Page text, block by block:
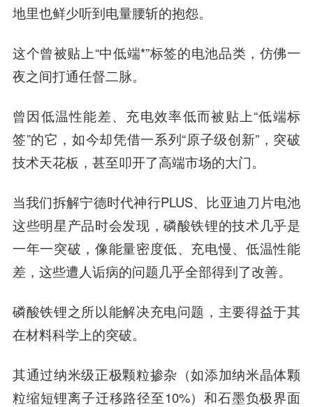
地里也鲜少听到电量腰斩的抱怨。
这个曾被贴上“中低端*”标签的电池品类，仿佛一
夜之间打通任督二脉。
曾因低温性能差、充电效率低而被贴上“低端标
签”的它，如今却凭借一系列“原子级创新”，突破
技术天花板，甚至叩开了高端市场的大门。
当我们拆解宁德时代神行PLUS、比亚迪刀片电池
这些明星产品时会发现，磷酸铁锂的技术几乎是
一年一突破，像能量密度低、充电慢、低温性能
差，这些遭人诟病的问题几乎全部得到了改善。
磷酸铁锂之所以能解决充电问题，主要得益于其
在材料科学上的突破。
其通过纳米级正极颗粒掺杂（如添加纳米晶体颗
粒缩短锂离子迁移路径至10%）和石墨负极界面